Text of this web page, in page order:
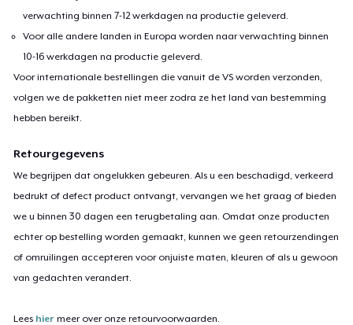
verwachting binnen 7-12 werkdagen na productie geleverd.
Voor alle andere landen in Europa worden naar verwachting binnen
10-16 werkdagen na productie geleverd.
Voor internationale bestellingen die vanuit de VS worden verzonden,
volgen we de pakketten niet meer zodra ze het land van bestemming
hebben bereikt.
Retourgegevens
We begrijpen dat ongelukken gebeuren. Als u een beschadigd, verkeerd
bedrukt of defect product ontvangt, vervangen we het graag of bieden
we u binnen 30 dagen een terugbetaling aan. Omdat onze producten
echter op bestelling worden gemaakt, kunnen we geen retourzendingen
of omruilingen accepteren voor onjuiste maten, kleuren of als u gewoon
van gedachten verandert.
Lees hier meer over onze retourvoorwaarden.